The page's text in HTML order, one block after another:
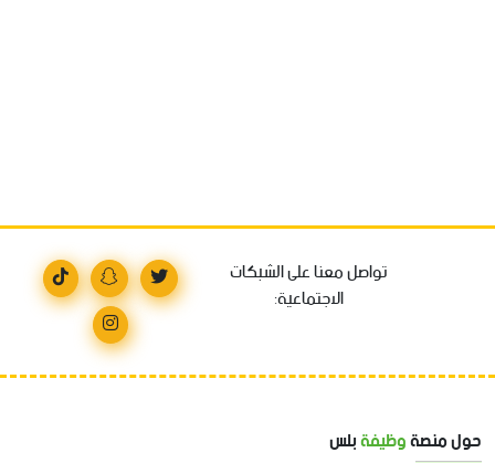
تواصل معنا على الشبكات
الاجتماعية:
حول منصةوظيفةبلس